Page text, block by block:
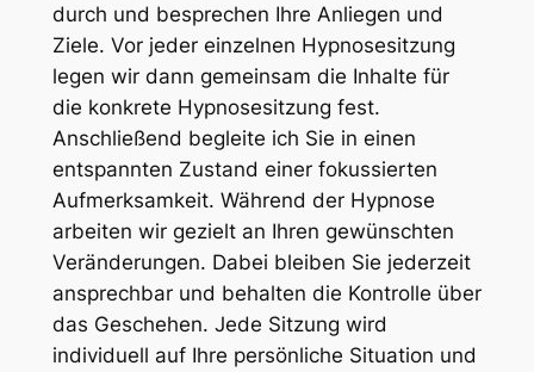
durch und besprechen Ihre Anliegen und
Ziele. Vor jeder einzelnen Hypnosesitzung
legen wir dann gemeinsam die Inhalte für
die konkrete Hypnosesitzung fest.
Anschließend begleite ich Sie in einen
entspannten Zustand einer fokussierten
Aufmerksamkeit. Während der Hypnose
arbeiten wir gezielt an Ihren gewünschten
Veränderungen. Dabei bleiben Sie jederzeit
ansprechbar und behalten die Kontrolle über
das Geschehen. Jede Sitzung wird
individuell auf Ihre persönliche Situation und